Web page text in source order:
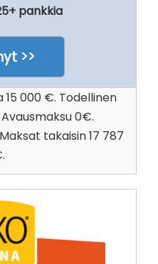
pankkia
>>
15 000 €. Todellinen
0€.
takaisin 17 787